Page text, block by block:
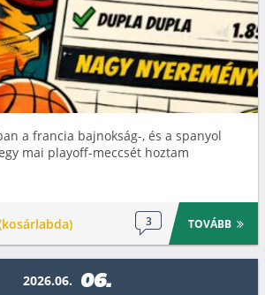
a francia bajnokság-, és a spanyol
mai playoff-meccsét hoztam
3 TOVÁBB
2026.06. 06.